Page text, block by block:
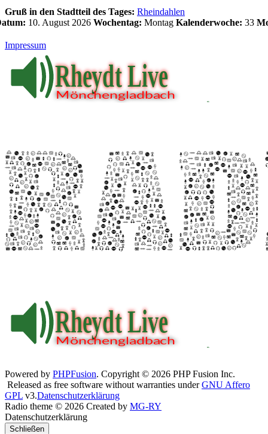
Gruß in den Stadtteil des Tages: Rheindahlen
10. August 2026 Wochentag: Montag Kalenderwoche: 33
Impressum
Powered by PHPFusion. Copyright © 2026 PHP Fusion Inc.
Released as free software without warranties underGNU Affero
GPL v3.Datenschutzerklärung
Radio theme © 2026 Created by MG-RY
Datenschutzerklärung
Schließen